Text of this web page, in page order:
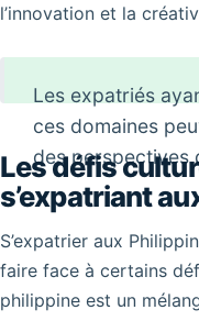
l’innovation et la
Les expatriés
ces domaines
des perspectives
Les défis
s’expatriant
S’expatrier aux
faire face à certains
philippine est un